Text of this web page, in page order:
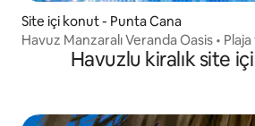
Site içi konut - Punta Cana
Havuz Manzaralı Veranda Oasis •
Havuzlu kiralık site